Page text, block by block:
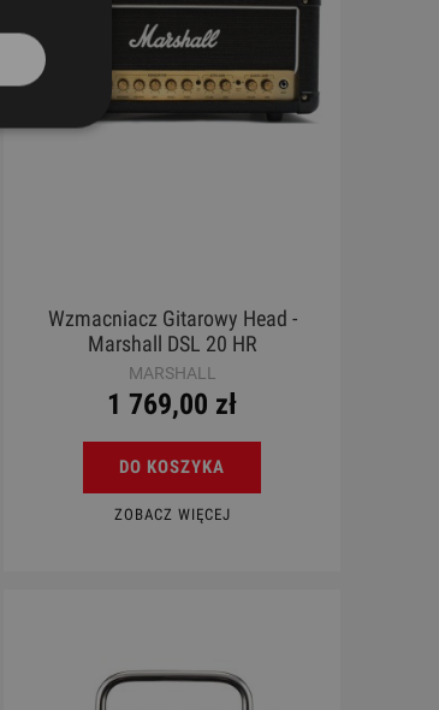
Wzmacniacz Gitarowy Head -
Marshall DSL 20 HR
MARSHALL
1 769,00 zł
DO KOSZYKA
ZOBACZ WIĘCEJ